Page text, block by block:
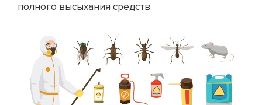
полного высыхания средств.